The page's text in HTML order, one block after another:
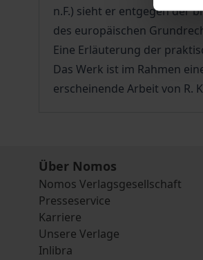
n.F.) sieht er entgegen der
des europäischen
Eine Erläuterung der
Das Werk ist im Rahmen
erscheinende Arbeit von R.
Über Nomos
Nomos Verlagsgesellschaft
Presseservice
Karriere
Unsere Verlage
Inlibra